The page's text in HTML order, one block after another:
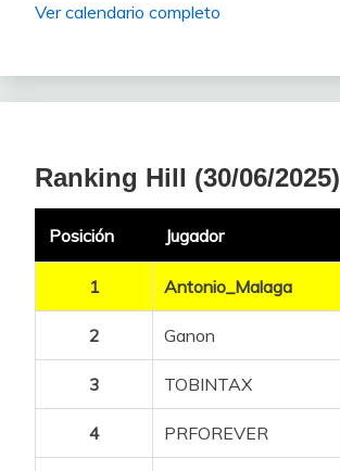
Ver calendario completo
Ranking Hill (30/06/2025)
Posición Jugador
1 Antonio_Malaga
2 Ganon
3 TOBINTAX
4 PRFOREVER